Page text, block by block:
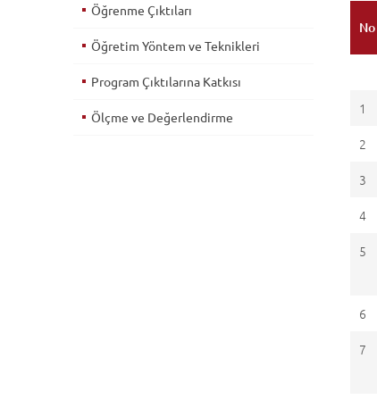
No
1
2
3
4
5
6
7
Öğrenme Çıktıları
Öğretim Yöntem ve Teknikleri
Program Çıktılarına Katkısı
Ölçme ve Değerlendirme